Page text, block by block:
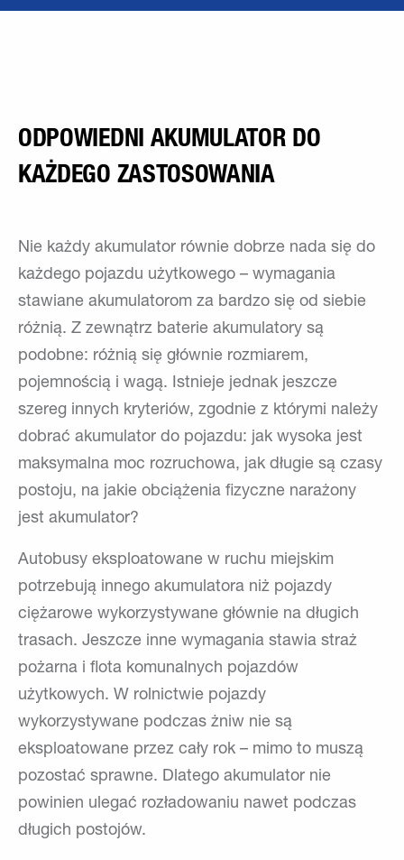
ODPOWIEDNI AKUMULATOR DO
KAŻDEGO ZASTOSOWANIA
Nie każdy akumulator równie dobrze nada się do
każdego pojazdu użytkowego – wymagania
stawiane akumulatorom za bardzo się od siebie
różnią. Z zewnątrz baterie akumulatory są
podobne: różnią się głównie rozmiarem,
pojemnością i wagą. Istnieje jednak jeszcze
szereg innych kryteriów, zgodnie z którymi należy
dobrać akumulator do pojazdu: jak wysoka jest
maksymalna moc rozruchowa, jak długie są czasy
postoju, na jakie obciążenia fizyczne narażony
jest akumulator?
Autobusy eksploatowane w ruchu miejskim
potrzebują innego akumulatora niż pojazdy
ciężarowe wykorzystywane głównie na długich
trasach. Jeszcze inne wymagania stawia straż
pożarna i flota komunalnych pojazdów
użytkowych. W rolnictwie pojazdy
wykorzystywane podczas żniw nie są
eksploatowane przez cały rok – mimo to muszą
pozostać sprawne. Dlatego akumulator nie
powinien ulegać rozładowaniu nawet podczas
długich postojów.